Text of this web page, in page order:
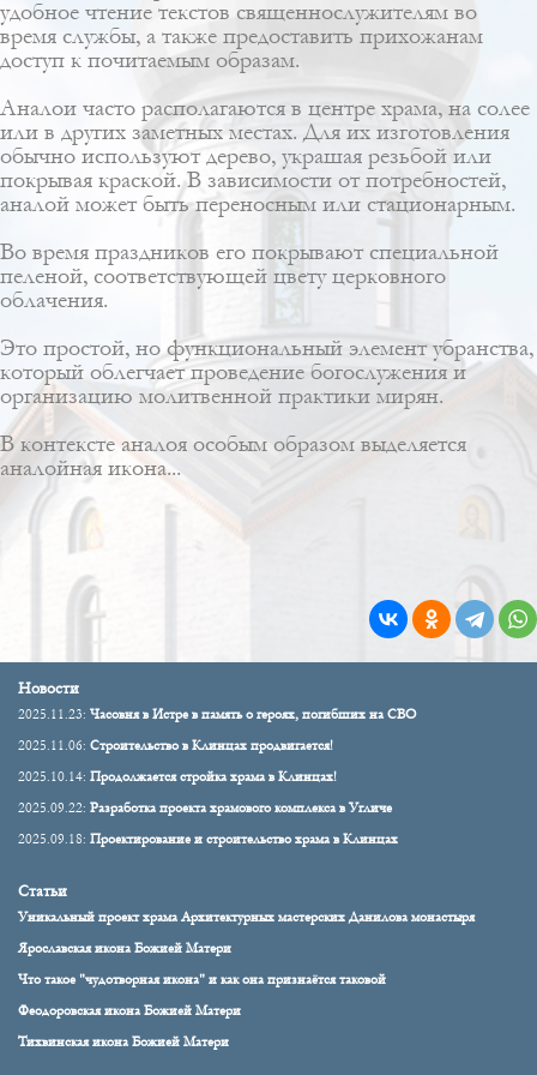
удобное чтение текстов священнослужителям во
время службы, а также предоставить прихожанам
доступ к почитаемым образам.
Аналои часто располагаются в центре храма, на солее
или в других заметных местах. Для их изготовления
обычно используют дерево, украшая резьбой или
покрывая краской. В зависимости от потребностей,
аналой может быть переносным или стационарным.
Во время праздников его покрывают специальной
пеленой, соответствующей цвету церковного
облачения.
Это простой, но функциональный элемент убранства,
который облегчает проведение богослужения и
организацию молитвенной практики мирян.
В контексте аналоя особым образом выделяется
аналойная икона...
Новости
2025.11.23: Часовня в Истре в память о героях, погибших на СВО
2025.11.06: Строительство в Клинцах продвигается!
2025.10.14: Продолжается стройка храма в Клинцах!
2025.09.22: Разработка проекта храмового комплекса в Угличе
2025.09.18: Проектирование и строительство храма в Клинцах
Статьи
Уникальный проект храма Архитектурных мастерских Данилова монастыря
Ярославская икона Божией Матери
Что такое "чудотворная икона" и как она признаётся таковой
Феодоровская икона Божией Матери
Тихвинская икона Божией Матери